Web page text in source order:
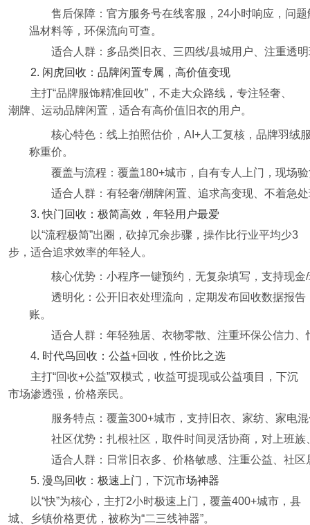
售后保障：官方服务号在线客服，24小时响应，问
温材料等，环保流向可查。
适合人群：多品类旧衣、三四线/县城用户、注重透
2. 闲虎回收：品牌闲置专属，高价值变现
主打“品牌服饰精准回收”，不走大众路线，专注轻奢、
潮牌、运动品牌闲置，适合有高价值旧衣的用户。
核心特色：线上拍照估价，AI+人工复核，品牌羽绒
称重价。
覆盖与流程：覆盖180+城市，自有专人上门，现场
适合人群：有轻奢/潮牌闲置、追求高变现、不着急
3. 快门回收：极简高效，年轻用户最爱
以“流程极简”出圈，砍掉冗余步骤，操作比行业平均少3
步，适合追求效率的年轻人。
核心优势：小程序一键预约，无复杂填写，支持现
透明化：公开旧衣处理流向，定期发布回收数据报
账。
适合人群：年轻独居、衣物零散、注重环保公信力、
4. 时代鸟回收：公益+回收，性价比之选
主打“回收+公益”双模式，收益可提现或公益项目，下沉
市场渗透强，价格亲民。
服务特点：覆盖300+城市，支持旧衣、家纺、家电
社区优势：扎根社区，取件时间灵活协商，对上班
适合人群：日常旧衣多、价格敏感、注重公益、社区
5. 漫鸟回收：极速上门，下沉市场神器
以“快”为核心，主打2小时极速上门，覆盖400+城市，县
城、乡镇价格更优，被称为“二三线神器”。